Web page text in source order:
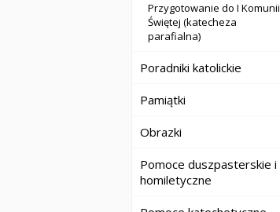
Przygotowanie do I Komunii
Świętej (katecheza
parafialna)
Poradniki katolickie
Pamiątki
Obrazki
Pomoce duszpasterskie i
homiletyczne